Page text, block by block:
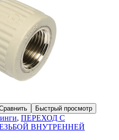
Быстрый просмотр
, ПЕРЕХОД С
ВНУТРЕННЕЙ